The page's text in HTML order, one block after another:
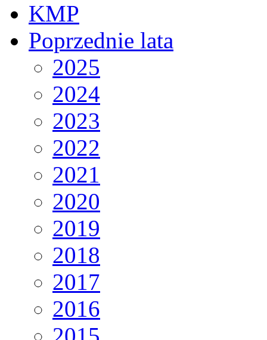
KMP
Poprzednie lata
2025
2024
2023
2022
2021
2020
2019
2018
2017
2016